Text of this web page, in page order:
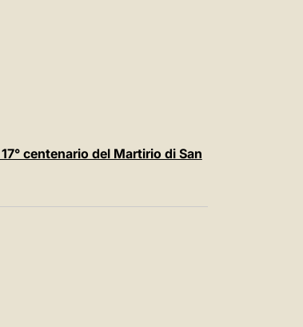
POLSKI
中文
centenario del Martirio di San